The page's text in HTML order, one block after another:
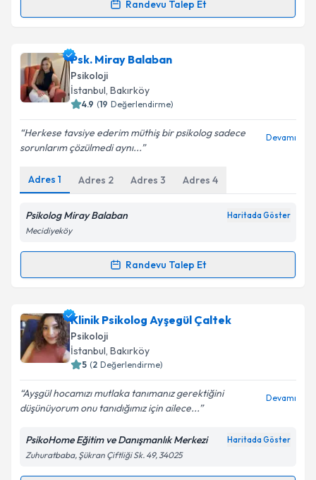
Randevu Talep Et
Randevu Takvimi Talebi
Uzm. Psk. Nehir Demiriçin randevu takvimi talebi
oluşturun. Size bu uzmandan randevu almanız için bir
takvim hazırlandığında e-posta ile bilgilendireceğiz.
Kişisel verilerimin işlenmesine ilişkin
Metni'ni okudum ve kişisel verilerimin belirtilen
kapsamda işlenmesini kabul ediyorum.
Takvim Talebini Gönder
Psk. Miray Balaban
Psikoloji
İstanbul, Bakırköy
4.9 (19 Değerlendirme)
Herkese tavsiye ederim müthiş bir psikolog sadece
sorunlarım çözülmedi aynı...
Devamı
Adres 1 Adres 2 Adres 3 Adres 4
Psikolog Miray Balaban Haritada Göster
Mecidiyeköy
Randevu Talep Et
Randevu Takvimi Talebi
Psk. Miray Balabaniçin randevu takvimi talebi
oluşturun. Size bu uzmandan randevu almanız için bir
takvim hazırlandığında e-posta ile bilgilendireceğiz.
Kişisel verilerimin işlenmesine ilişkin
Aydınlatma
Metni'ni okudum ve kişisel verilerimin belirtilen
kapsamda işlenmesini kabul ediyorum.
Klinik Psikolog Ayşegül Çaltek
Psikoloji
İstanbul, Bakırköy
5 (2 Değerlendirme)
Ayşgül hocamızı mutlaka tanımanız gerektiğini
düşünüyorum onu tanıdığımız için ailece...
Devamı
PsikoHome Eğitim ve Danışmanlık Merkezi Haritada Göster
Zuhuratbaba, Şükran Çiftliği Sk. 49, 34025